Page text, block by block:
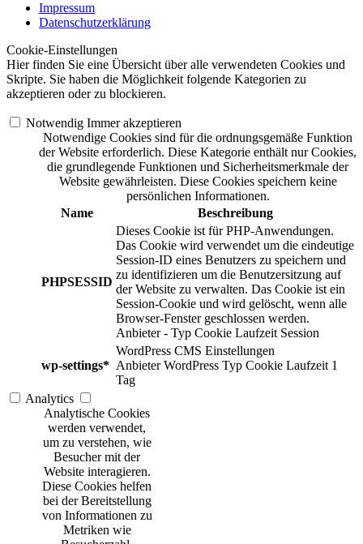
Impressum
Datenschutzerklärung
Cookie-Einstellungen
Hier finden Sie eine Übersicht über alle verwendeten Cookies und
Skripte. Sie haben die Möglichkeit folgende Kategorien zu
akzeptieren oder zu blockieren.
Notwendig Immer akzeptieren
Notwendige Cookies sind für die ordnungsgemäße Funktion
der Website erforderlich. Diese Kategorie enthält nur Cookies,
die grundlegende Funktionen und Sicherheitsmerkmale der
Website gewährleisten. Diese Cookies speichern keine
persönlichen Informationen.
Name
Beschreibung
PHPSESSID
Dieses Cookie ist für PHP-Anwendungen.
Das Cookie wird verwendet um die eindeutige
Session-ID eines Benutzers zu speichern und
zu identifizieren um die Benutzersitzung auf
der Website zu verwalten. Das Cookie ist ein
Session-Cookie und wird gelöscht, wenn alle
Browser-Fenster geschlossen werden.
Anbieter - Typ Cookie Laufzeit Session
wp-settings*
WordPress CMS Einstellungen
Anbieter WordPress Typ Cookie Laufzeit 1
Tag
Analytics
Analytische Cookies
werden verwendet,
um zu verstehen, wie
Besucher mit der
Website interagieren.
Diese Cookies helfen
bei der Bereitstellung
von Informationen zu
Metriken wie